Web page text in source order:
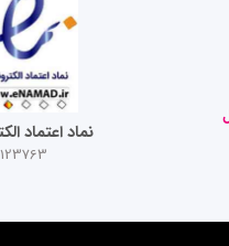
نماد اعتماد
123763